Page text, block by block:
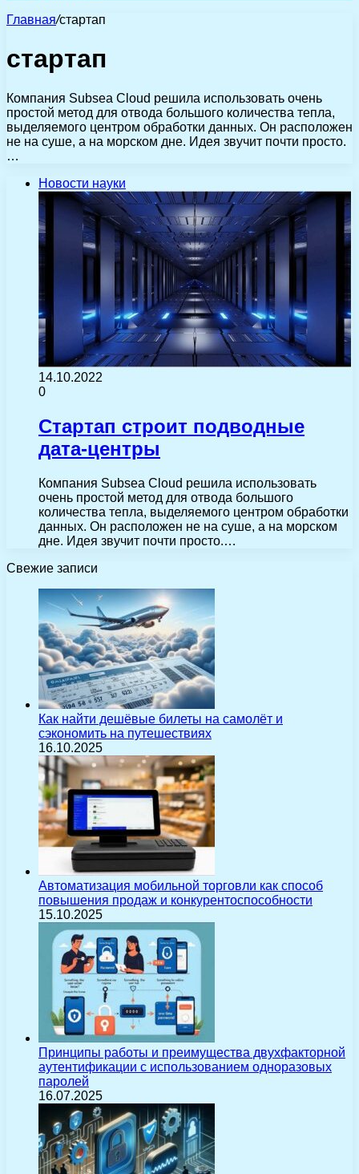
Главная/стартап
стартап
Компания Subsea Cloud решила использовать очень
простой метод для отвода большого количества тепла,
выделяемого центром обработки данных. Он расположен
не на суше, а на морском дне. Идея звучит почти просто.
…
Новости науки
14.10.2022
0
Стартап строит подводные
дата-центры
Компания Subsea Cloud решила использовать
очень простой метод для отвода большого
количества тепла, выделяемого центром обработки
данных. Он расположен не на суше, а на морском
дне. Идея звучит почти просто.…
Свежие записи
Как найти дешёвые билеты на самолёт и
сэкономить на путешествиях
16.10.2025
Автоматизация мобильной торговли как способ
повышения продаж и конкурентоспособности
15.10.2025
Принципы работы и преимущества двухфакторной
аутентификации с использованием одноразовых
паролей
16.07.2025